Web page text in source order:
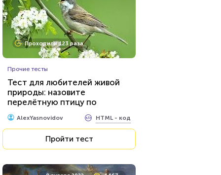
Проходили 646 раз
Тест на знание персонажей
сериалов от Netflix
Пройти тест
15 февраля 2022 53612
Проходили 123 раза
Прочие тесты
Тест для любителей живой
природы: назовите
перелётную птицу по
фотографии
AlexYasnovidov HTML - код
Пройти тест